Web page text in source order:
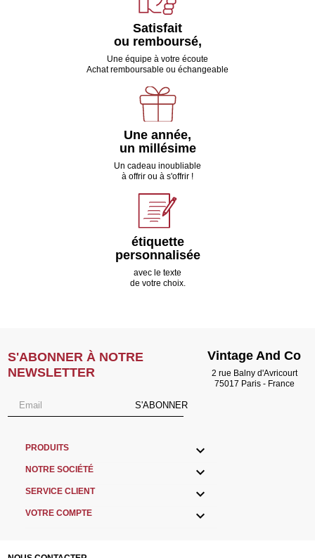
Satisfait
ou remboursé,
Une équipe à votre écoute
Achat remboursable ou échangeable
Une année,
un millésime
Un cadeau inoubliable
à offrir ou à s'offrir !
étiquette
personnalisée
avec le texte
de votre choix.
S'ABONNER À NOTRE
NEWSLETTER
S'ABONNER
PRODUITS 
NOTRE SOCIÉTÉ 
SERVICE CLIENT 
VOTRE COMPTE 
Vintage And Co
2 rue Balny d'Avricourt
75017 Paris - France